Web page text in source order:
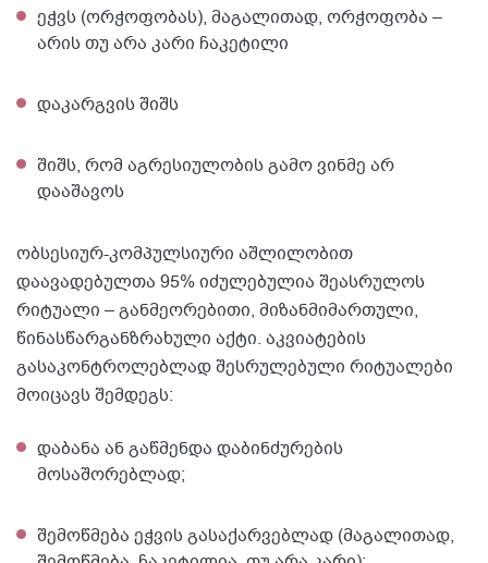
ეჭვს (ორჭოფობას), მაგალითად, ორჭოფობა –
არის თუ არა კარი ჩაკეტილი
დაკარგვის შიშს
შიშს, რომ აგრესიულობის გამო ვინმე არ
დააშავოს
ობსესიურ-კომპულსიური აშლილობით
დაავადებულთა 95% იძულებულია შეასრულოს
რიტუალი – განმეორებითი, მიზანმიმართული,
წინასწარგანზრახული აქტი. აკვიატების
გასაკონტროლებლად შესრულებული რიტუალები
მოიცავს შემდეგს:
დაბანა ან გაწმენდა დაბინძურების
მოსაშორებლად;
შემოწმება ეჭვის გასაქარვებლად (მაგალითად,